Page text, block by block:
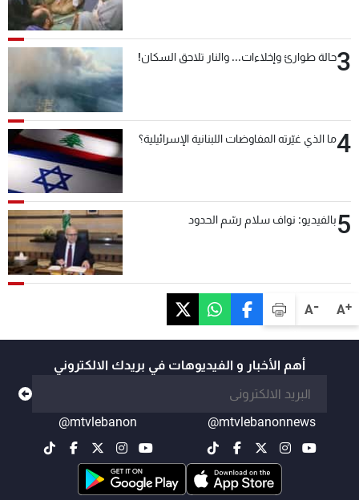
A+
A-
3حالة طوارئ وإخلاءات... والنار تلاحق السكان!
4ما الذي غيّرته المفاوضات اللبنانية الإسرائيلية؟
5بالفيديو: نواف سلام رسّم الحدود
أهم الأخبار و الفيديوهات في بريدك الالكتروني
@mtvlebanonnews
@mtvlebanon